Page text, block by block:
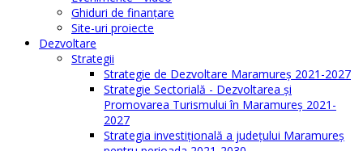
Ghiduri de finanţare
Site-uri proiecte
Dezvoltare
Strategii
Strategie de Dezvoltare Maramureș 2021-2027
Strategie Sectorială - Dezvoltarea și
Promovarea Turismului în Maramureș 2021-
2027
Strategia investiţională a județului Maramureș